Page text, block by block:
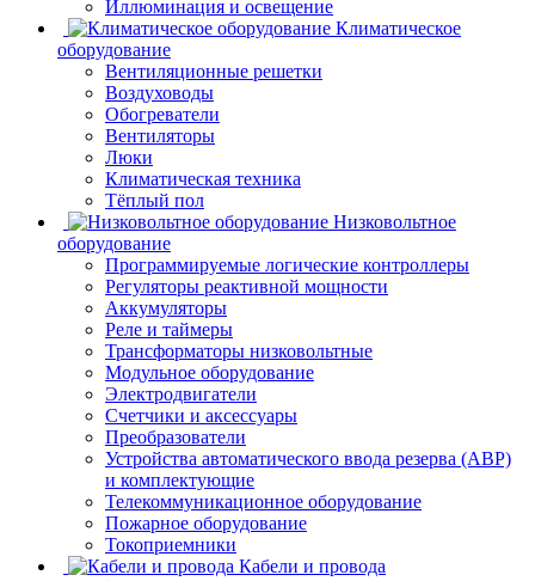
Иллюминация и освещение
Климатическое
оборудование
Вентиляционные решетки
Воздуховоды
Обогреватели
Вентиляторы
Люки
Климатическая техника
Тёплый пол
Низковольтное
оборудование
Программируемые логические контроллеры
Регуляторы реактивной мощности
Аккумуляторы
Реле и таймеры
Трансформаторы низковольтные
Модульное оборудование
Электродвигатели
Счетчики и аксессуары
Преобразователи
Устройства автоматического ввода резерва (АВР)
и комплектующие
Телекоммуникационное оборудование
Пожарное оборудование
Токоприемники
Кабели и провода